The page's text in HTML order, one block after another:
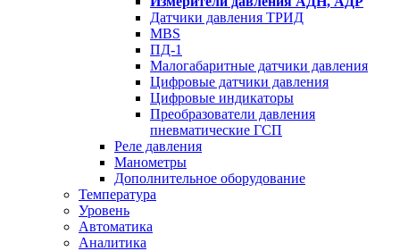
Датчики давления ТРИД
MBS
ПД-1
Малогабаритные датчики давления
Цифровые датчики давления
Цифровые индикаторы
Преобразователи давления
пневматические ГСП
Реле давления
Манометры
Дополнительное оборудование
Температура
Уровень
Автоматика
Аналитика